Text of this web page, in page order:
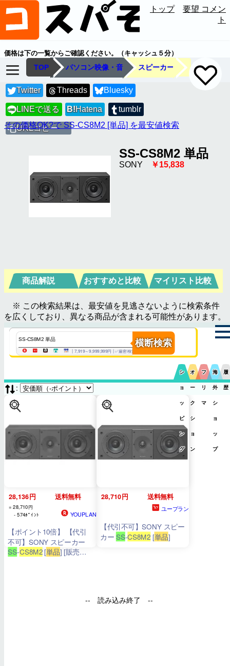
トップ
要望 コメン
ト
価格は下の一覧からご確認ください。（キャッシュ５分）
TOP パソコン映像・音 スピーカー
Twitter Threads Bluesky
LINE LINEで送る B!Hatena tumblr
URLコピー
その価格OK?で SS-CS8M2 [単品] を最安値検索
SS-CS8M2 単品
SONY ￥15,838
商品解説 おすすめと比較 マイリスト比較
※ この検索結果は、最安値を見逃さないように検索条件
を広くしており、異なる商品が含まれる可能性があります。